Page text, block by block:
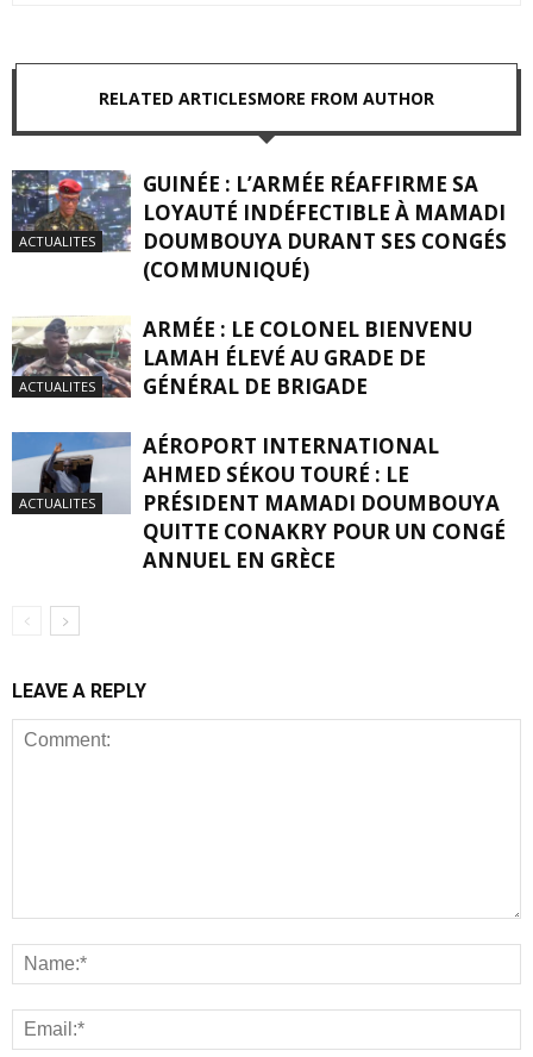
RELATED ARTICLESMORE FROM AUTHOR
ACTUALITES
GUINÉE : L’ARMÉE RÉAFFIRME SA
LOYAUTÉ INDÉFECTIBLE À MAMADI
DOUMBOUYA DURANT SES CONGÉS
(COMMUNIQUÉ)
ACTUALITES
ARMÉE : LE COLONEL BIENVENU
LAMAH ÉLEVÉ AU GRADE DE
GÉNÉRAL DE BRIGADE
ACTUALITES
AÉROPORT INTERNATIONAL
AHMED SÉKOU TOURÉ : LE
PRÉSIDENT MAMADI DOUMBOUYA
QUITTE CONAKRY POUR UN CONGÉ
ANNUEL EN GRÈCE
LEAVE A REPLY